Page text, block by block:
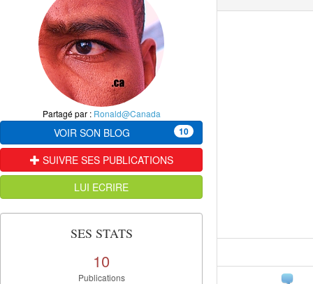
Partagé par : Ronald@Canada
VOIR SON BLOG 10
SUIVRE SES PUBLICATIONS
LUI ECRIRE
SES STATS
10
Publications